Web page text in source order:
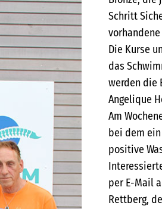
Schritt
Die Kurse
das
werden die
Angelique
Am
bei dem
positive
per E-Mail
Rettberg,